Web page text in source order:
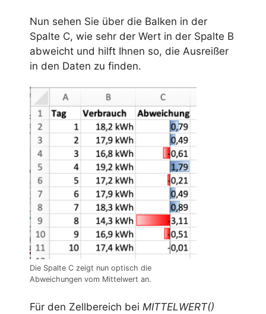
Nun sehen Sie über die Balken in der
Spalte C, wie sehr der Wert in der Spalte B
abweicht und hilft Ihnen so, die Ausreißer
in den Daten zu finden.
Die Spalte C zeigt nun optisch die
Abweichungen vom Mittelwert an.
Für den Zellbereich bei MITTELWERT()